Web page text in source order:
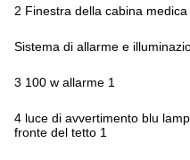
2 Finestra della cabina medica
Sistema di allarme e
3 100 w allarme 1
4 luce di avvertimento blu
fronte del tetto 1